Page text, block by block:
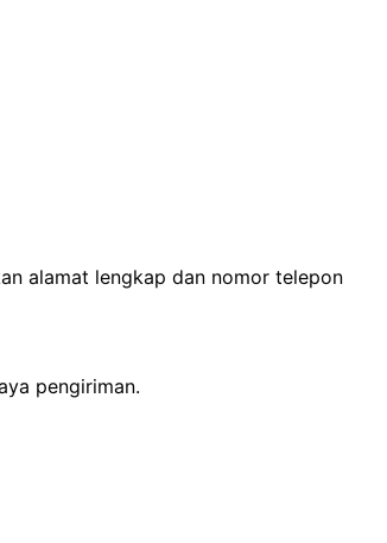
alamat lengkap dan nomor telepon
pengiriman.